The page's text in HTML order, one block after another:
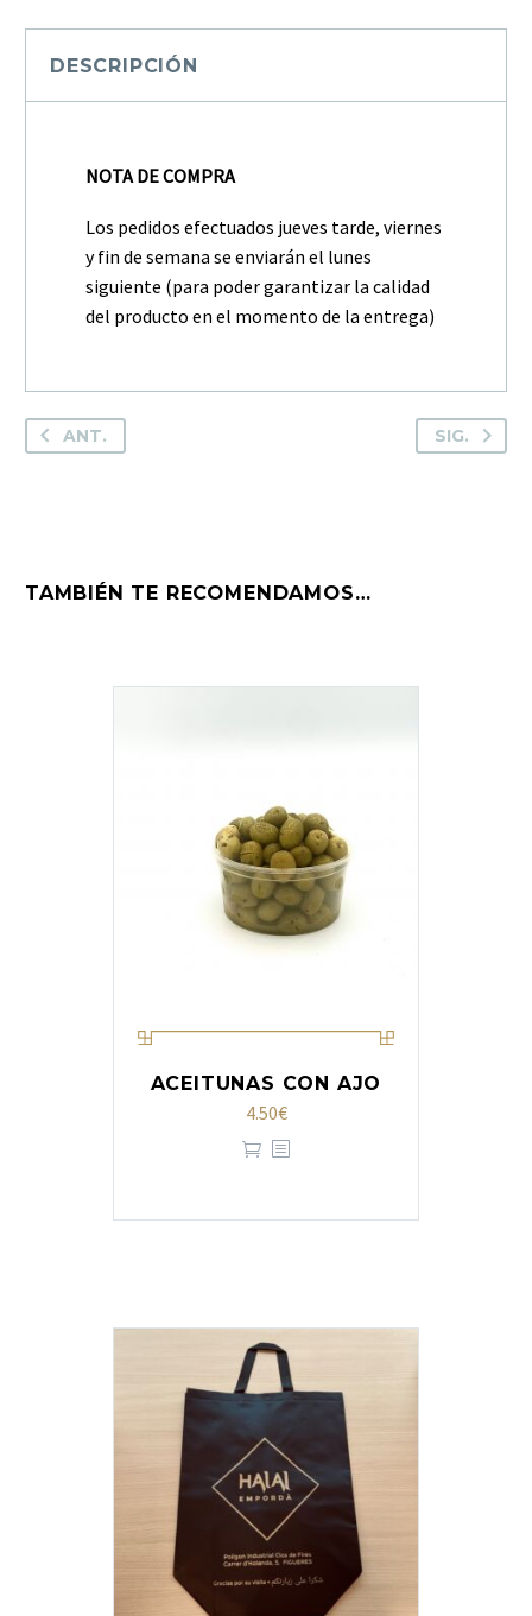
DESCRIPCIÓN
NOTA DE COMPRA
Los pedidos efectuados jueves tarde, viernes
y fin de semana se enviarán el lunes
siguiente (para poder garantizar la calidad
del producto en el momento de la entrega)
ANT. SIG.
TAMBIÉN TE RECOMENDAMOS…
ACEITUNAS CON AJO
4.50€